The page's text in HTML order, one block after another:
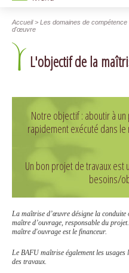
Accueil> Les domaines de compétence
d'œuvre
L'objectif de la
Notre objectif : aboutir à
rapidement exécuté dans
Un bon projet de travaux
besoins/
La maîtrise d’œuvre désigne la conduite
maître d’ouvrage, responsable du
maître d'ouvrage est le financeur.
Le BAFU maîtrise également les usages
des travaux.